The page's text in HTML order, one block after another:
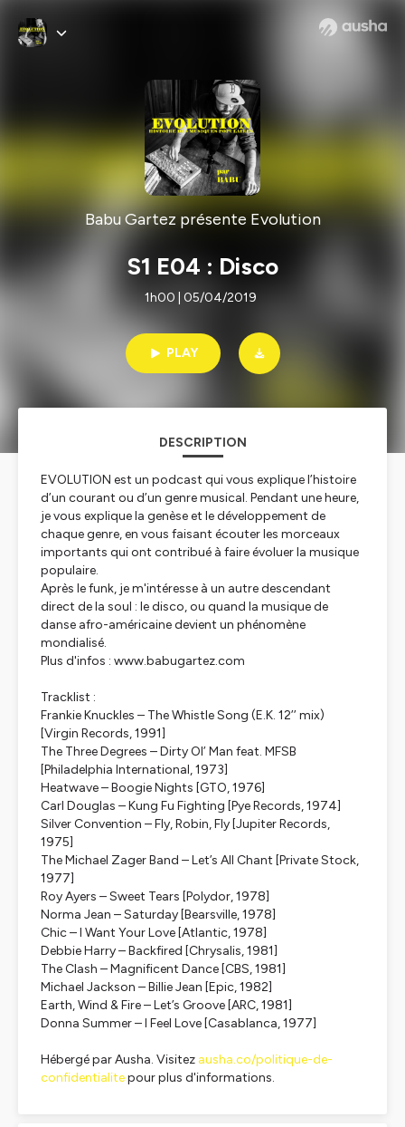
Babu Gartez présente Evolution
S1 E04 : Disco
1h00 | 05/04/2019
PLAY
DESCRIPTION
EVOLUTION est un podcast qui vous explique l’histoire
d’un courant ou d’un genre musical. Pendant une heure,
je vous explique la genèse et le développement de
chaque genre, en vous faisant écouter les morceaux
importants qui ont contribué à faire évoluer la musique
populaire.
Après le funk, je m'intéresse à un autre descendant
direct de la soul : le disco, ou quand la musique de
danse afro-américaine devient un phénomène
mondialisé.
Plus d'infos : www.babugartez.com
Tracklist :
Frankie Knuckles – The Whistle Song (E.K. 12’’ mix)
[Virgin Records, 1991]
The Three Degrees – Dirty Ol’ Man feat. MFSB
[Philadelphia International, 1973]
Heatwave – Boogie Nights [GTO, 1976]
Carl Douglas – Kung Fu Fighting [Pye Records, 1974]
Silver Convention – Fly, Robin, Fly [Jupiter Records,
1975]
The Michael Zager Band – Let’s All Chant [Private Stock,
1977]
Roy Ayers – Sweet Tears [Polydor, 1978]
Norma Jean – Saturday [Bearsville, 1978]
Chic – I Want Your Love [Atlantic, 1978]
Debbie Harry – Backfired [Chrysalis, 1981]
The Clash – Magnificent Dance [CBS, 1981]
Michael Jackson – Billie Jean [Epic, 1982]
Earth, Wind & Fire – Let’s Groove [ARC, 1981]
Donna Summer – I Feel Love [Casablanca, 1977]
Hébergé par Ausha. Visitez ausha.co/politique-de-
confidentialitepour plus d'informations.